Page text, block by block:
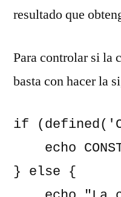
resultado que
Para controlar si la
basta con hacer la
if
} else {